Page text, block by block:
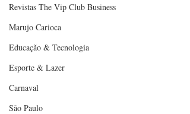
Revistas The Vip Club Business
Marujo Carioca
Educação & Tecnologia
Esporte & Lazer
Carnaval
São Paulo